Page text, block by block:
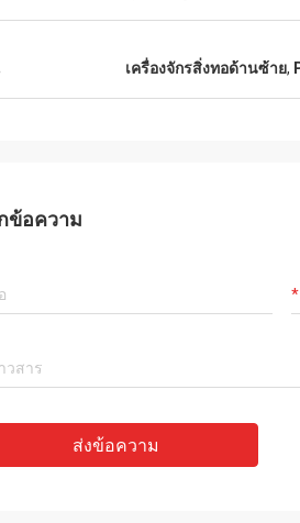
และได้
อัลเจ
เครื่องจักรสิ่งทอด้านซ้าย,
ข้อความ
ส่งข้อความ